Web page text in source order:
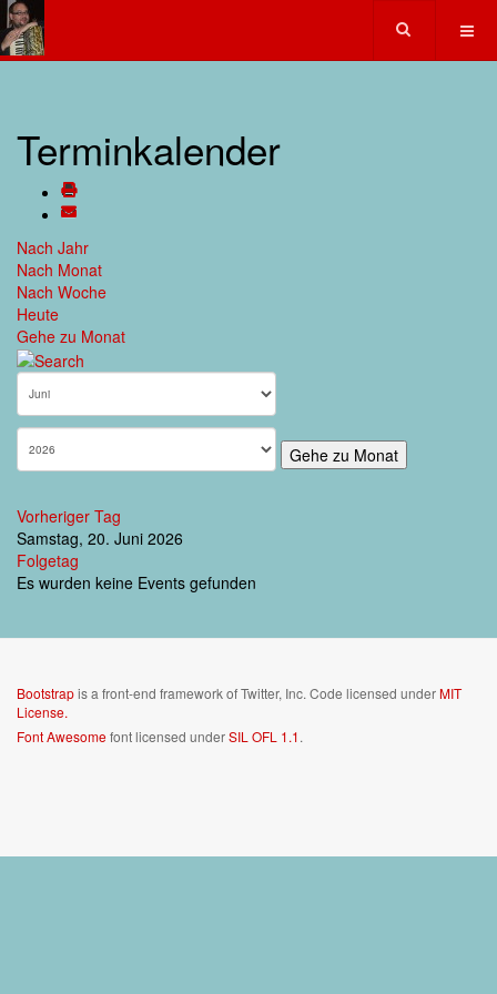
Terminkalender
Nach Jahr
Nach Monat
Nach Woche
Heute
Gehe zu Monat
Gehe zu Monat
Vorheriger Tag
Samstag, 20. Juni 2026
Folgetag
Es wurden keine Events gefunden
Bootstrapis a front-end framework of Twitter, Inc. Code licensed underMIT
License.
Font Awesomefont licensed underSIL OFL 1.1.